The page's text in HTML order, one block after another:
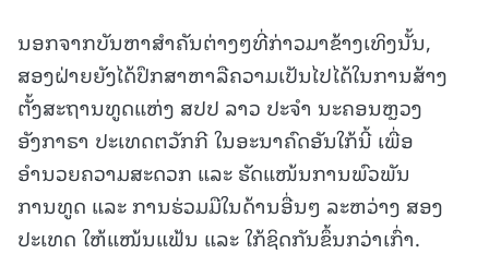
ນອກຈາກບັນຫາສໍາຄັນຕ່າງໆທີ່ກ່າວມາຂ້າງເທິງນັ້ນ,
ສອງຝ່າຍຍັງໄດ້ປຶກສາຫາລືຄວາມເປັນໄປໄດ້ໃນການສ້າງ
ຕັ້ງສະຖານທູດແຫ່ງ ສປປ ລາວ ປະຈໍາ ນະຄອນຫຼວງ
ອັງກາຣາ ປະເທດຕວັກກີ ໃນອະນາຄົດອັນໃກ້ນີ້ ເພື່ອ
ອໍານວຍຄວາມສະດວກ ແລະ ຮັດແໜ້ນການພົວພັນ
ການທູດ ແລະ ການຮ່ວມມືໃນດ້ານອື່ນໆ ລະຫວ່າງ ສອງ
ປະເທດ ໃຫ້ແໜ້ນແຟ້ນ ແລະ ໃກ້ຊິດກັນຂຶ້ນກວ່າເກົ່າ.